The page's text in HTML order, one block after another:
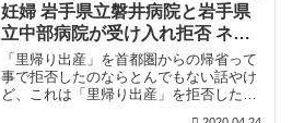
妊婦 岩手県立磐井病院と岩手県
立中部病院が受け入れ拒否 ネッ
トでは「野良妊婦」と話題に
「里帰り出産」を首都圏からの帰省って
事で拒否したのならとんでもない話やけ
ど、これは「里帰り出産」を拒否したん